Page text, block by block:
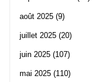
août 2025 (9)
juillet 2025 (20)
juin 2025 (107)
mai 2025 (110)